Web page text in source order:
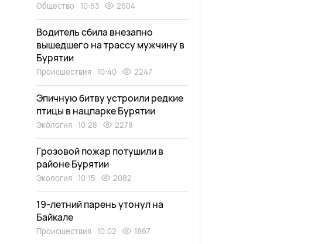
Общество 10:53 2604
Водитель сбила внезапно
вышедшего на трассу мужчину в
Бурятии
Происшествия 10:40 2247
Эпичную битву устроили редкие
птицы в нацпарке Бурятии
Экология 10:28 2278
Грозовой пожар потушили в
районе Бурятии
Экология 10:15 2082
19-летний парень утонул на
Байкале
Происшествия 10:02 1867